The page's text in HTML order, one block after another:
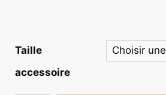
Taille
accessoire